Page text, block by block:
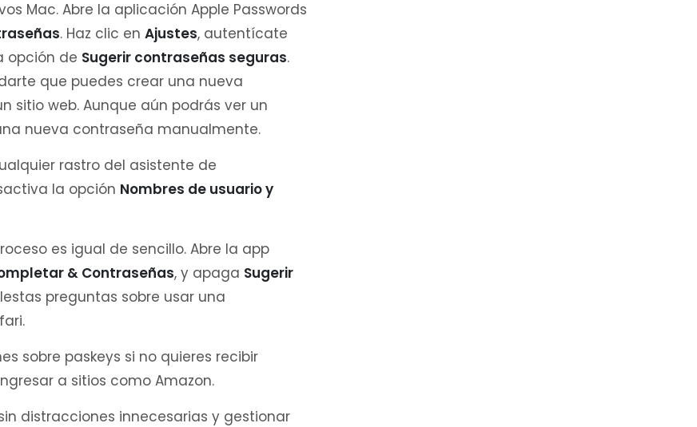
Mac. Abre la aplicación Apple Passwords
. Haz clic en Ajustes, autentícate
opción de Sugerir contraseñas seguras.
que puedes crear una nueva
sitio web. Aunque aún podrás ver un
nueva contraseña manualmente.
rastro del asistente de
la opción Nombres de usuario y
es igual de sencillo. Abre la app
& Contraseñas, y apaga Sugerir
preguntas sobre usar una
sobre paskeys si no quieres recibir
a sitios como Amazon.
distracciones innecesarias y gestionar